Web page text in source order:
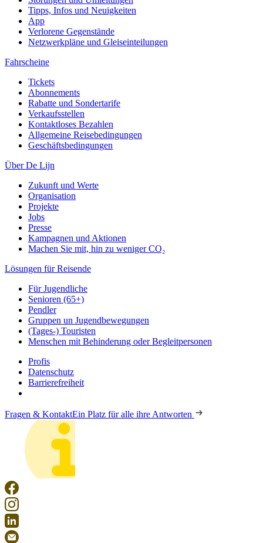
Tipps, Infos und Neuigkeiten
App
Verlorene Gegenstände
Netzwerkpläne und Gleiseinteilungen
Fahrscheine
Tickets
Abonnements
Rabatte und Sondertarife
Verkaufsstellen
Kontaktloses Bezahlen
Allgemeine Reisebedingungen
Geschäftsbedingungen
Über De Lijn
Zukunft und Werte
Organisation
Projekte
Jobs
Presse
Kampagnen und Aktionen
Machen Sie mit, hin zu weniger CO₂
Lösungen für Reisende
Für Jugendliche
Senioren (65+)
Pendler
Gruppen un Jugendbewegungen
(Tages-) Touristen
Menschen mit Behinderung oder Begleitpersonen
Profis
Datenschutz
Barrierefreiheit
Fragen & KontaktEin Platz für alle ihre Antworten